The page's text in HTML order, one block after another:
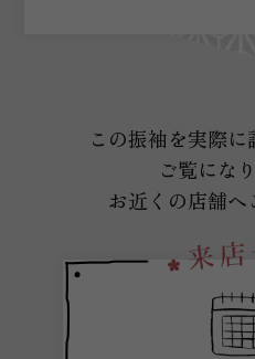
この振袖を実際に
ご覧にな
お近くの店舗へ